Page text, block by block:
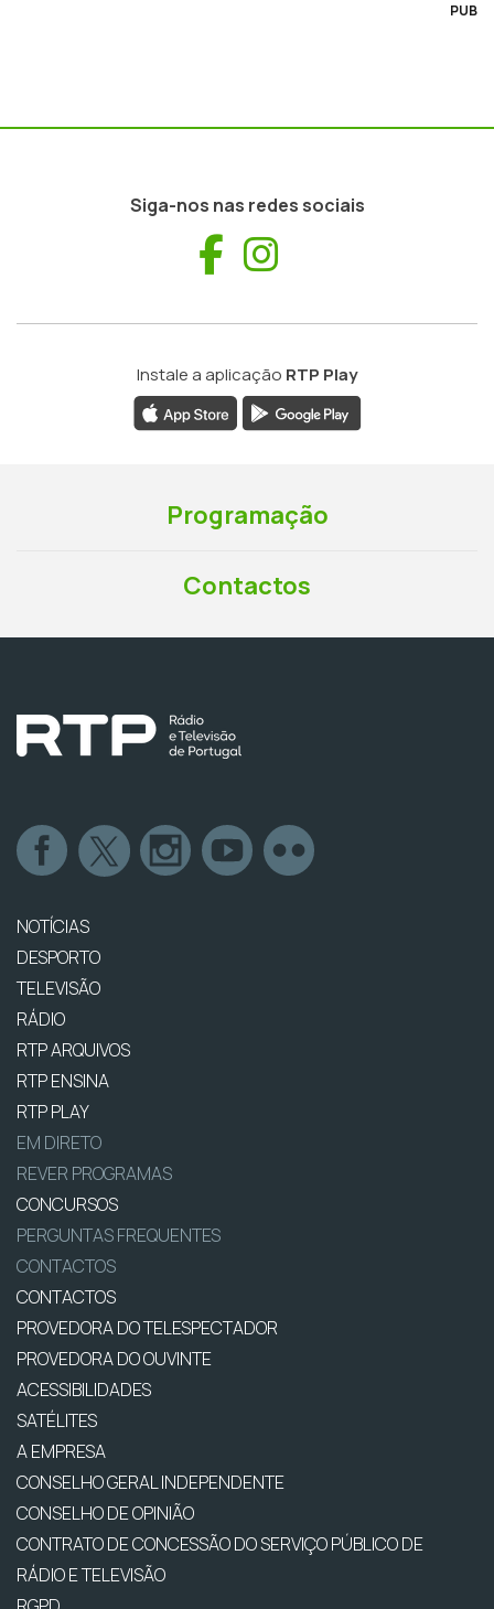
PUB
Siga-nos nas redes sociais
Facebook
Instale a aplicação RTP Play
Programação
Contactos
NOTÍCIAS
DESPORTO
TELEVISÃO
RÁDIO
RTP ARQUIVOS
RTP ENSINA
RTP PLAY
EM DIRETO
REVER PROGRAMAS
CONCURSOS
PERGUNTAS FREQUENTES
CONTACTOS
CONTACTOS
PROVEDORA DO TELESPECTADOR
PROVEDORA DO OUVINTE
ACESSIBILIDADES
SATÉLITES
A EMPRESA
CONSELHO GERAL INDEPENDENTE
CONSELHO DE OPINIÃO
CONTRATO DE CONCESSÃO DO SERVIÇO PÚBLICO DE
RÁDIO E TELEVISÃO